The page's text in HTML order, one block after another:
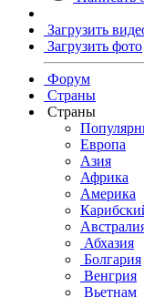
Загрузить
Загрузить фото
Форум
Страны
Страны
Европа
Азия
Африка
Америка
Абхазия
Болгария
Венгрия
Вьетнам